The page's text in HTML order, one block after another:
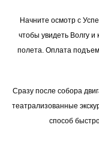
Начните осмотр с
чтобы увидеть Волгу и
полета. Оплата
Сразу после собора
театрализованные
способ